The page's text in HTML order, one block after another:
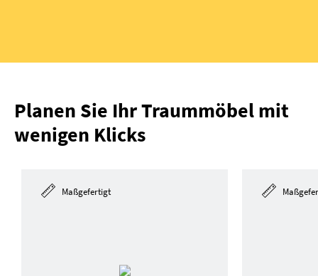
Planen Sie Ihr Traummöbel mit
wenigen Klicks
Maßgefertigt